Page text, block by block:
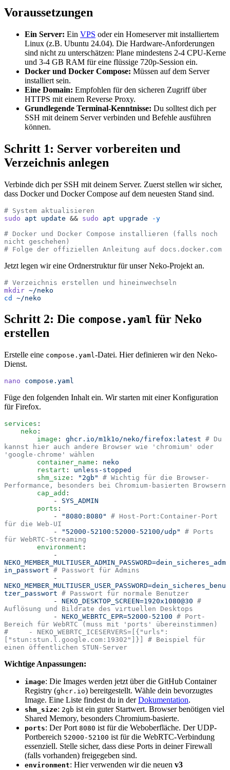
Voraussetzungen
Ein Server: Ein VPS oder ein Homeserver mit installiertem
Linux (z.B. Ubuntu 24.04). Die Hardware-Anforderungen
sind nicht zu unterschätzen: Plane mindestens 2-4 CPU-Kerne
und 3-4 GB RAM für eine flüssige 720p-Session ein.
Docker und Docker Compose: Müssen auf dem Server
installiert sein.
Eine Domain: Empfohlen für den sicheren Zugriff über
HTTPS mit einem Reverse Proxy.
Grundlegende Terminal-Kenntnisse: Du solltest dich per
SSH mit deinem Server verbinden und Befehle ausführen
können.
Schritt 1: Server vorbereiten und
Verzeichnis anlegen
Verbinde dich per SSH mit deinem Server. Zuerst stellen wir sicher,
dass Docker und Docker Compose auf dem neuesten Stand sind.
# System aktualisieren
sudo apt update && sudo apt upgrade -y
# Docker und Docker Compose installieren (falls noch
nicht geschehen)
# Folge der offiziellen Anleitung auf docs.docker.com
Jetzt legen wir eine Ordnerstruktur für unser Neko-Projekt an.
# Verzeichnis erstellen und hineinwechseln
mkdir ~/neko
cd
~/neko
Schritt 2: Die compose.yaml für Neko
erstellen
Erstelle eine compose.yaml -Datei. Hier definieren wir den Neko-
Dienst.
nano compose.yaml
Füge den folgenden Inhalt ein. Wir starten mit einer Konfiguration
für Firefox.
services :
    neko
:
        image
: ghcr.io/m1k1o/neko/firefox:latest # Du
kannst hier auch andere Browser wie 'chromium' oder
'google-chrome' wählen
        container_name
:
neko
        restart
:
unless-stopped
        shm_size
: " 2gb "
# Wichtig für die Browser-
Performance, besonders bei Chromium-basierten Browsern
        cap_add
:
            -
SYS_ADMIN
        ports
:
            -
"8080:8080 "
# Host-Port:Container-Port
für die Web-UI
            -
" 52000-52100:52000-52100/udp "
# Ports
für WebRTC-Streaming
        environment
:
            -
NEKO_MEMBER_MULTIUSER_ADMIN_PASSWORD=dein_sicheres_adm
in_passwort # Passwort für Admins
            -
NEKO_MEMBER_MULTIUSER_USER_PASSWORD=dein_sicheres_benu
tzer_passwort # Passwort für normale Benutzer
            -
NEKO_DESKTOP_SCREEN=1920x1080@30 #
Auflösung und Bildrate des virtuellen Desktops
            -
NEKO_WEBRTC_EPR=52000-52100 # Port-
Bereich für WebRTC (muss mit 'ports' übereinstimmen)
#     - NEKO_WEBRTC_ICESERVERS=[{"urls":
["stun:stun.l.google.com:19302"]}] # Beispiel für
einen öffentlichen STUN-Server
Wichtige Anpassungen:
image: Die Images werden jetzt über die GitHub Container
Registry (ghcr.io) bereitgestellt. Wähle dein bevorzugtes
Image. Eine Liste findest du in derDokumentation.
shm_size: 2gb ist ein guter Startwert. Browser benötigen viel
Shared Memory, besonders Chromium-basierte.
ports: Der Port 8080 ist für die Weboberfläche. Der UDP-
Portbereich 52000-52100 ist für die WebRTC-Verbindung
essenziell. Stelle sicher, dass diese Ports in deiner Firewall
(falls vorhanden) freigegeben sind.
environment: Hier verwenden wir die neuen v3